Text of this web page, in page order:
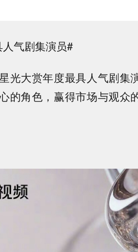
气剧集演员#
光大赏年度最具人气剧集
的角色，赢得市场与观众